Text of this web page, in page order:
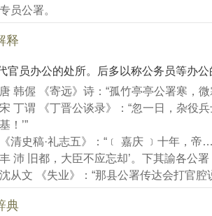
专员公署。
释
员办公的处所。后多以称公务员等办公
唐 韩偓 《寄远》诗：“孤竹亭亭公署寒，
宋 丁谓 《丁晋公谈录》：“忽一日，杂役
基！’”
《清史稿·礼志五》：“﹝ 嘉庆 ﹞十年，
丰 沛 旧都，大臣不应忘却’。下其諭各公
沈从文 《失业》：“那县公署传达会打官腔
典